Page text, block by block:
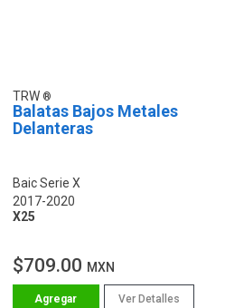
TRW
Balatas Bajos Metales
Delanteras
Baic Serie X
2017-2020
X25
$709.00 MXN
Ver Detalles